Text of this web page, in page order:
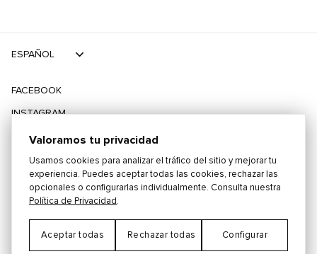
©2026 PLAYING FOR CHANGE
TÉRMINOS Y CONDICIONES
POLÍTICA DE PRIVACIDAD
FACEBOOK
INSTAGRAM
TIKTOK
TWITTER
ESPAÑOL
Valoramos tu privacidad
Usamos cookies para analizar el tráfico del sitio y mejorar tu
experiencia. Puedes aceptar todas las cookies, rechazar las
opcionales o configurarlas individualmente. Consulta nuestra
Política de Privacidad .
Aceptar todas Rechazar todas Configurar